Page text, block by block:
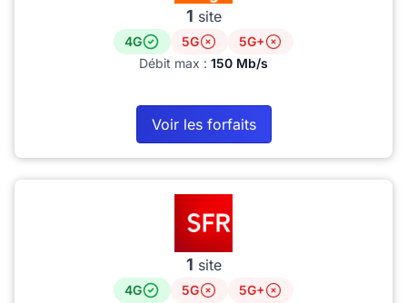
1 site
4G 5G
5G+
Débit max : 150 Mb/s
Voir les forfaits
1 site
4G 5G
5G+